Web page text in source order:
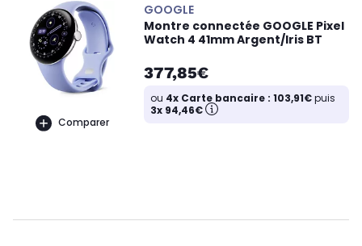
Comparer
GOOGLE
Montre connectée GOOGLE Pixel
Watch 4 41mm Argent/Iris BT
377,85€
ou 4x Carte bancaire : 103,91€puis
3x 94,46€